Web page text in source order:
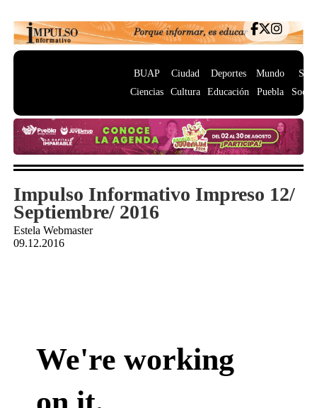
BUAP
Ciencias
Ciudad
Cultura
Deportes
Educación
Mundo
Puebla
Impulso Informativo Impreso 12/
Septiembre/ 2016
Estela Webmaster
09.12.2016